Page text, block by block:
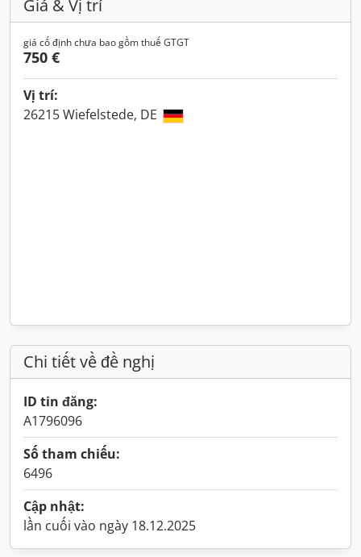
Giá & Vị trí
giá cố định chưa bao gồm thuế GTGT
750 €
Vị trí:
26215 Wiefelstede, DE
Chi tiết về đề nghị
ID tin đăng:
A1796096
Số tham chiếu:
6496
Cập nhật:
lần cuối vào ngày 18.12.2025